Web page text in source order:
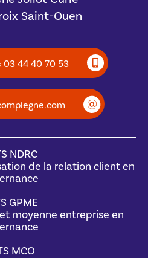
Saint-Ouen
03 44 40 70 53
NDRC
de la relation client en
GPME
moyenne entreprise en
MCO